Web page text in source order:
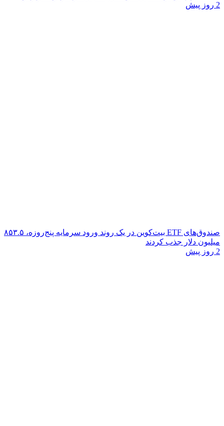
2 روز پیش
صندوق‌های ETF بیت‌کوین در یک روند ورود سرمایه پنج‌روزه، ۸۵۳.۵
میلیون دلار جذب کردند
2 روز پیش